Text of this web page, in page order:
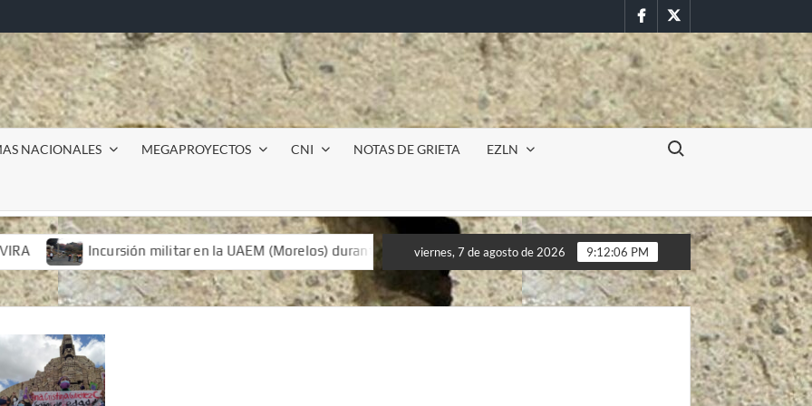
FacebookTwitter
NACIONALES MEGAPROYECTOS CNI NOTAS DE GRIETA EZLN
Buscar:
(Morelos) durante paro estudiantil por feminicidios
JORNADAS ZAPATISTAS «Justicia para Samir y
(Morelos) durante paro estudiantil por feminicidios JORNADAS ZAPATISTAS «Justicia para Samir y
viernes, 7 de agosto de 2026 9:12:09 PM